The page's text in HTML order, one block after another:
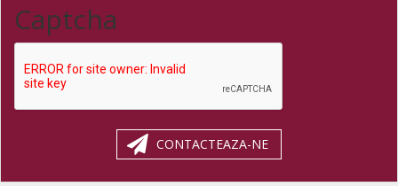
Captcha
CONTACTEAZA-NE